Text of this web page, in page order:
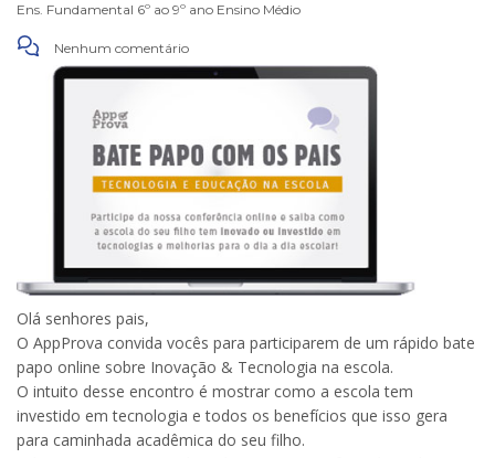
Ens. Fundamental 6º ao 9º ano Ensino Médio
Nenhum comentário
Olá senhores pais,
O AppProva convida vocês para participarem de um rápido bate
papo online sobre Inovação & Tecnologia na escola.
O intuito desse encontro é mostrar como a escola tem
investido em tecnologia e todos os benefícios que isso gera
para caminhada acadêmica do seu filho.